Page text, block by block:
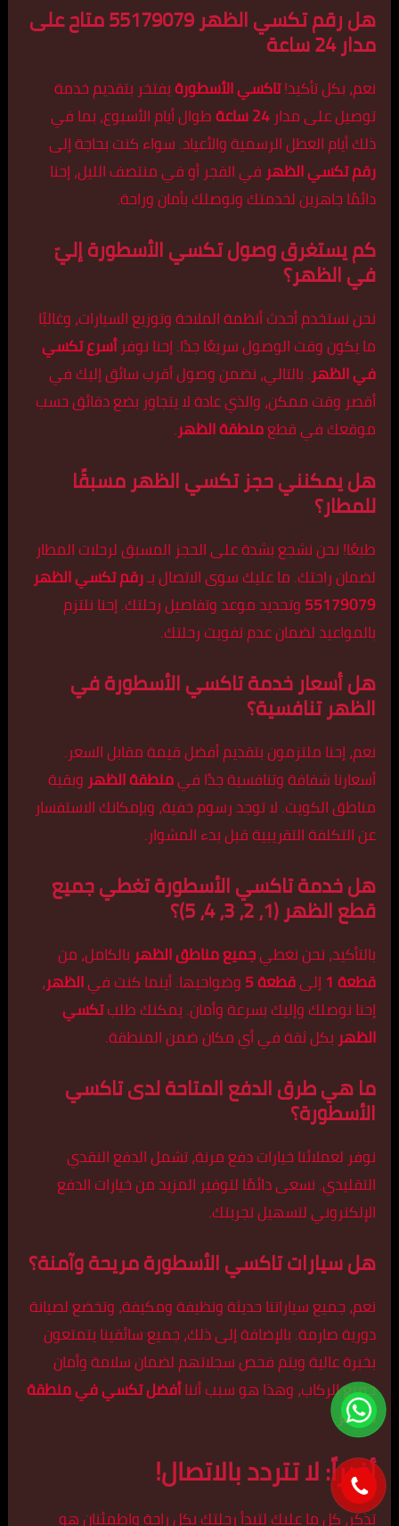
هل رقم تكسي الظهر 55179079 متاح على
مدار 24 ساعة
نعم، بكل تأكيد!تاكسي الأسطورةيفتخر بتقديم خدمة
توصيل على مدار24 ساعة
طوال أيام الأسبوع، بما في
ذلك أيام العطل الرسمية والأعياد. سواء كنت بحاجة إلى
رقم تكسي الظهرفي الفجر أو في منتصف الليل، إحنا
دائمًا جاهزين لخدمتك ونوصلك بأمان وراحة.
كم يستغرق وصول تكسي الأسطورة إليّ
في الظهر؟
نحن نستخدم أحدث أنظمة الملاحة وتوزيع السيارات، وغالبًا
ما يكون وقت الوصول سريعًا جدًا. إحنا نوفرأسرع تكسي
في الظهر. بالتالي، نضمن وصول أقرب سائق إليك في
أقصر وقت ممكن، والذي عادة لا يتجاوز بضع دقائق حسب
موقعك في قطعمنطقة الظهر.
هل يمكنني حجز تكسي الظهر مسبقًا
للمطار؟
طبعًا! نحن نشجع بشدة على الحجز المسبق لرحلات المطار
لضمان راحتك. ما عليك سوى الاتصال بـرقم تكسي الظهر
55179079وتحديد موعد وتفاصيل رحلتك. إحنا نلتزم
بالمواعيد لضمان عدم تفويت رحلتك.
هل أسعار خدمة تاكسي الأسطورة في
الظهر تنافسية؟
نعم، إحنا ملتزمون بتقديم أفضل قيمة مقابل السعر.
أسعارنا شفافة وتنافسية جدًا فيمنطقة الظهروبقية
مناطق الكويت. لا توجد رسوم خفية، وبإمكانك الاستفسار
عن التكلفة التقريبية قبل بدء المشوار.
هل خدمة تاكسي الأسطورة تغطي جميع
قطع الظهر (1، 2، 3، 4، 5)؟
بالتأكيد، نحن نغطيجميع مناطق الظهربالكامل، من
قطعة 1 إلىقطعة 5 وضواحيها. أينما كنت فيالظهر،
إحنا نوصلك وإليك بسرعة وأمان. يمكنك طلبتكسي
الظهربكل ثقة في أي مكان ضمن المنطقة.
ما هي طرق الدفع المتاحة لدى تاكسي
الأسطورة؟
نوفر لعملائنا خيارات دفع مرنة، تشمل الدفع النقدي
التقليدي. نسعى دائمًا لتوفير المزيد من خيارات الدفع
الإلكتروني لتسهيل تجربتك.
هل سيارات تاكسي الأسطورة مريحة وآمنة؟
نعم، جميع سياراتنا حديثة ونظيفة ومكيفة، وتخضع لصيانة
دورية صارمة. بالإضافة إلى ذلك، جميع سائقينا يتمتعون
بخبرة عالية ويتم فحص سجلاتهم لضمان سلامة وأمان
جميع الركاب، وهذا هو سبب أنناأفضل تكسي في منطقة
الظهر.
أخيراً: لا تتردد بالاتصال!
تذكر، كل ما عليك لتبدأ رحلتك بكل راحة واطمئنان هو